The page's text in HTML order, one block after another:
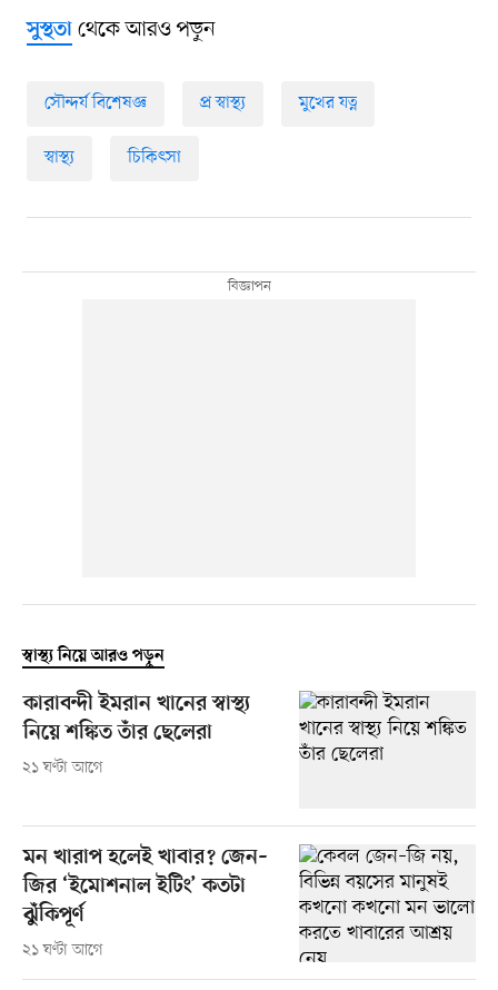
সুস্থতাথেকে আরও পড়ুন
সৌন্দর্য বিশেষজ্ঞ প্র স্বাস্থ্য মুখের যত্ন
স্বাস্থ্য চিকিৎসা
স্বাস্থ্য নিয়ে আরও পড়ুন
কারাবন্দী ইমরান খানের স্বাস্থ্য
নিয়ে শঙ্কিত তাঁর ছেলেরা
২১ ঘণ্টা আগে
মন খারাপ হলেই খাবার? জেন–
জির ‘ইমোশনাল ইটিং’ কতটা
ঝুঁকিপূর্ণ
২১ ঘণ্টা আগে